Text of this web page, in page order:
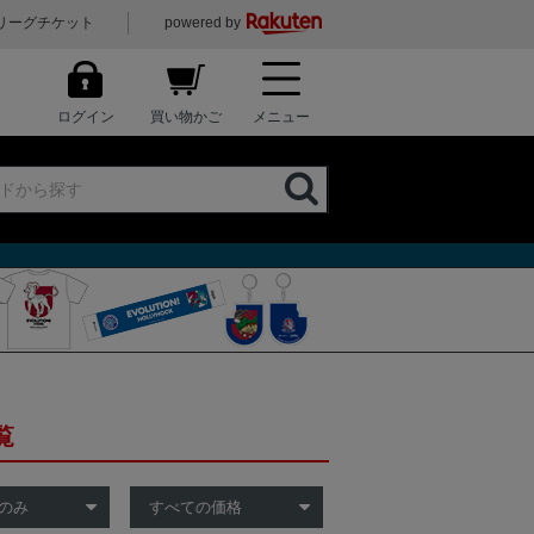
ーグチケット powered by
ログイン 買い物かご メニュー